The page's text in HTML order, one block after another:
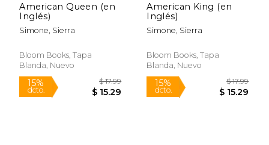
40%
dcto.
$ 43.80
$ 26.28
15%
dcto. $
American Queen (en
Inglés)
Simone, Sierra
Bloom Books, Tapa
Blanda, Nuevo
American King (en
Inglés)
Simone, Sierra
Bloom Books, Tapa
Blanda, Nuevo